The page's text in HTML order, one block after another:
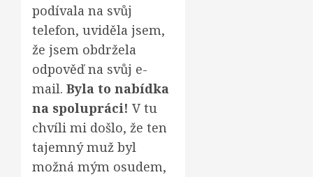
podívala na svůj
telefon, uviděla jsem,
že jsem obdržela
odpověď na svůj e-
mail. Byla to nabídka
na spolupráci! V tu
chvíli mi došlo, že ten
tajemný muž byl
možná mým osudem,